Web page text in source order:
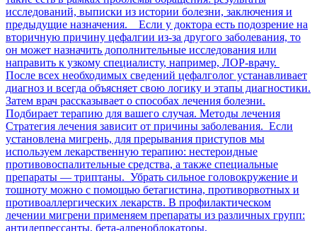
исследований, выписки из истории болезни, заключения и
предыдущие назначения. Если у доктора есть подозрение на
вторичную причину цефалгии из-за другого заболевания, то
он может назначить дополнительные исследования или
направить к узкому специалисту, например, ЛОР-врачу.
После всех необходимых сведений цефалголог устанавливает
диагноз и всегда объясняет свою логику и этапы диагностики.
Затем врач рассказывает о способах лечения болезни.
Подбирает терапию для вашего случая. Методы лечения
Стратегия лечения зависит от причины заболевания. Если
установлена мигрень, для прерывания приступов мы
используем лекарственную терапию: нестероидные
противовоспалительные средства, а также специальные
препараты — триптаны. Убрать сильное головокружение и
тошноту можно с помощью бетагистина, противорвотных и
противоаллергических лекарств. В профилактическом
лечении мигрени применяем препараты из различных групп:
антидепрессанты, бета-адреноблокаторы,